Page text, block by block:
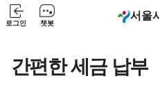
로그인 챗봇
서울시
간편한 세금 납부